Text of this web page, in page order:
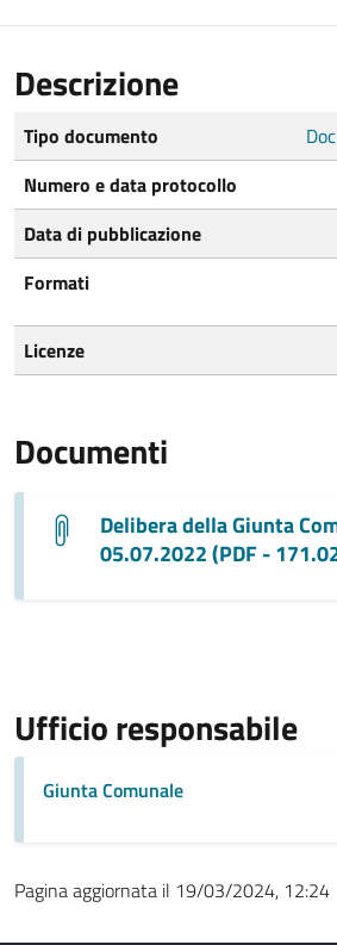
Descrizione
Tipo documento
Numero e data protocollo
Data di pubblicazione
Formati
Licenze
Documenti
Delibera della Giunta
05.07.2022 (PDF -
Ufficio responsabile
Giunta Comunale
Pagina aggiornata il 19/03/2024, 12:24